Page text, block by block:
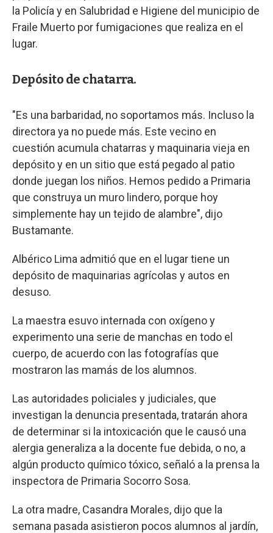
la Policía y en Salubridad e Higiene del municipio de
Fraile Muerto por fumigaciones que realiza en el
lugar.
Depósito de chatarra.
"Es una barbaridad, no soportamos más. Incluso la
directora ya no puede más. Este vecino en
cuestión acumula chatarras y maquinaria vieja en
depósito y en un sitio que está pegado al patio
donde juegan los niños. Hemos pedido a Primaria
que construya un muro lindero, porque hoy
simplemente hay un tejido de alambre", dijo
Bustamante.
Albérico Lima admitió que en el lugar tiene un
depósito de maquinarias agrícolas y autos en
desuso.
La maestra esuvo internada con oxígeno y
experimento una serie de manchas en todo el
cuerpo, de acuerdo con las fotografías que
mostraron las mamás de los alumnos.
Las autoridades policiales y judiciales, que
investigan la denuncia presentada, tratarán ahora
de determinar si la intoxicación que le causó una
alergia generaliza a la docente fue debida, o no, a
algún producto químico tóxico, señaló a la prensa la
inspectora de Primaria Socorro Sosa.
La otra madre, Casandra Morales, dijo que la
semana pasada asistieron pocos alumnos al jardín,